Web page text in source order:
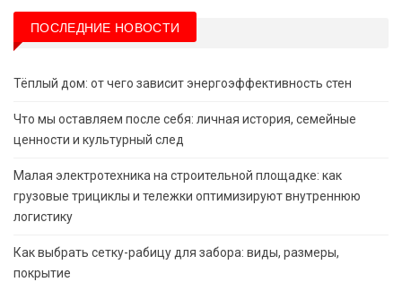
ПОСЛЕДНИЕ НОВОСТИ
Тёплый дом: от чего зависит энергоэффективность стен
Что мы оставляем после себя: личная история, семейные
ценности и культурный след
Малая электротехника на строительной площадке: как
грузовые трициклы и тележки оптимизируют внутреннюю
логистику
Как выбрать сетку-рабицу для забора: виды, размеры,
покрытие